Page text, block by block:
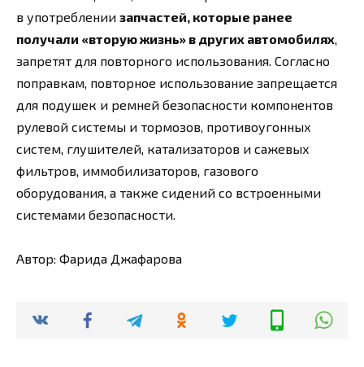
в употреблении запчастей, которые ранее
получали «вторую жизнь» в других автомобилях
запретят для повторного использования. Согласно
поправкам, повторное использование запрещается
для подушек и ремней безопасности компонентов
рулевой системы и тормозов, противоугонных
систем, глушителей, катализаторов и сажевых
фильтров, иммобилизаторов, газового
оборудования, а также сидений со встроенными
системами безопасности.
Автор: Фарида Джафарова